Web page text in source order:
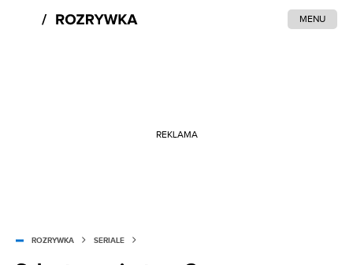
MENU
REKLAMA
ROZRYWKA SERIALE